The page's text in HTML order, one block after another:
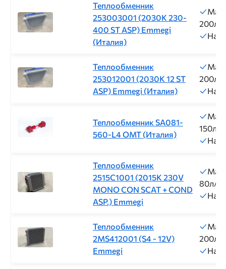
Теплообменник
253003001 (2030K 230-
400 ST ASP) Emmegi
(Италия)
200л/
Теплообменник
253012001 (2030K 12 ST
ASP) Emmegi (Италия)
200л/
Теплообменник SA081-
560-L4 ОМТ (Италия)
150л/
Теплообменник
2515C1001 (2015K 230V
MONO CON SCAT + COND
ASP.) Emmegi
80л/
Теплообменник
2MS412001 (S4 - 12V)
Emmegi
200л/